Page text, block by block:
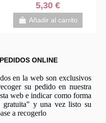
5,30 €
Añadir al carrito
ONLINE
en la web son exclusivos
su pedido en nuestra
web e indicar como forma
gratuita" y una vez listo su
a recogerlo